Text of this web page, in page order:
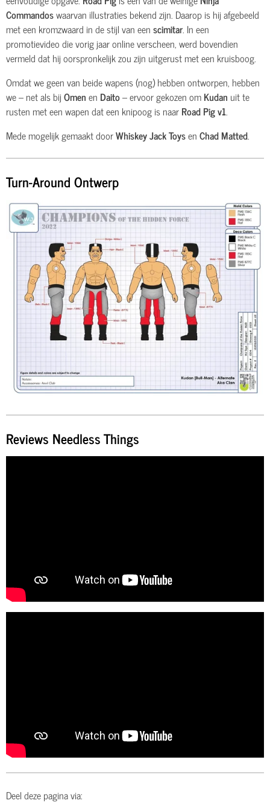
y
e
e
u
l
Commandoswaarvan illustraties bekend zijn. Daarop is hij afgebeeld
met een kromzwaard in de stijl van eenscimitar. In een
promotievideo die vorig jaar online verscheen, werd bovendien
vermeld dat hij oorspronkelijk zou zijn uitgerust met een kruisboog.
Omdat we geen van beide wapens (nog) hebben ontworpen, hebben
we – net als bijOmenen Daito– ervoor gekozen omKudan uit te
rusten met een wapen dat een knipoog is naarRoad Pig v1.
Mede mogelijk gemaakt doorWhiskey Jack ToysenChad Matted.
Turn-Around Ontwerp
Reviews Needless Things
Deel deze pagina via: